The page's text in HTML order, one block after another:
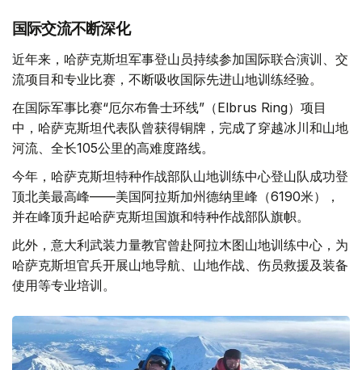
国际交流不断深化
近年来，哈萨克斯坦军事登山员持续参加国际联合演训、交
流项目和专业比赛，不断吸收国际先进山地训练经验。
在国际军事比赛“厄尔布鲁士环线”（Elbrus Ring）项目
中，哈萨克斯坦代表队曾获得铜牌，完成了穿越冰川和山地
河流、全长105公里的高难度路线。
今年，哈萨克斯坦特种作战部队山地训练中心登山队成功登
顶北美最高峰——美国阿拉斯加州德纳里峰（6190米），
并在峰顶升起哈萨克斯坦国旗和特种作战部队旗帜。
此外，意大利武装力量教官曾赴阿拉木图山地训练中心，为
哈萨克斯坦官兵开展山地导航、山地作战、伤员救援及装备
使用等专业培训。